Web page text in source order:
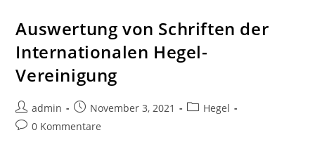
Auswertung von Schriften der
Internationalen Hegel-
Vereinigung
Beitrags-
Autor:
admin
Beitrag
veröffentlicht:
November 3, 2021
Beitrags-
Hegel
Beitrags-
0 Kommentare